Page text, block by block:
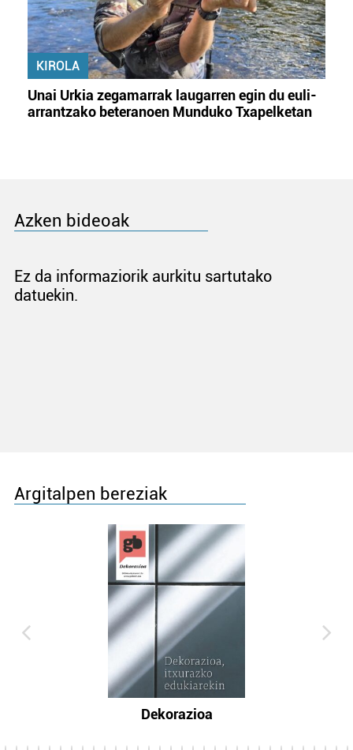
KIROLA
Unai Urkia zegamarrak laugarren egin du euli-
arrantzako beteranoen Munduko Txapelketan
Azken bideoak
Ez da informaziorik aurkitu sartutako
datuekin.
Argitalpen bereziak
Dekorazioa